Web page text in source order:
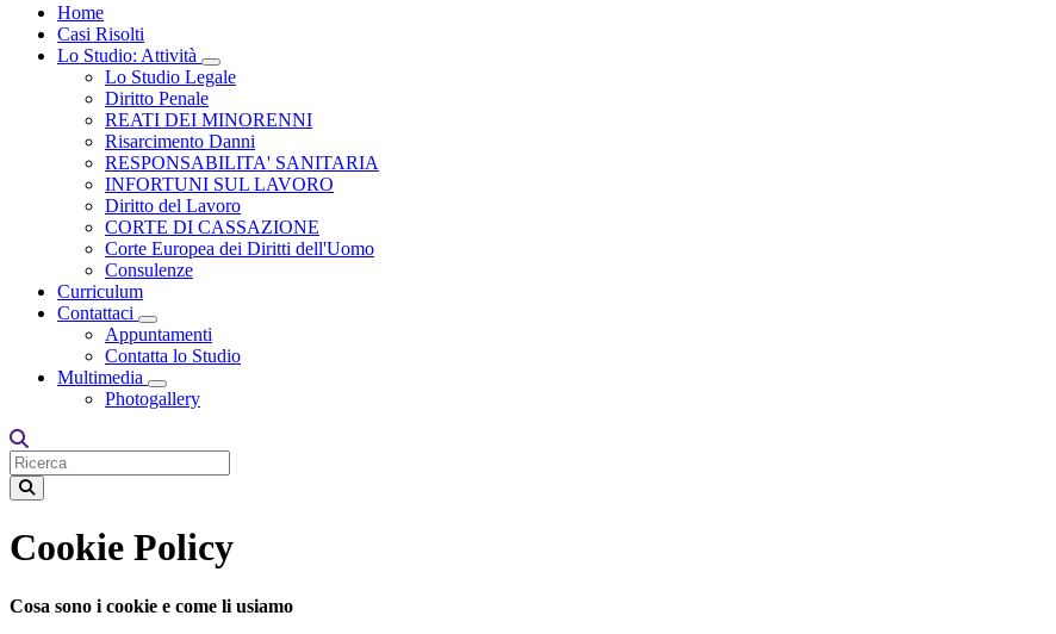
Home
Casi Risolti
Lo Studio: Attività
Toggle Dropdown
Lo Studio Legale
Diritto Penale
REATI DEI MINORENNI
Risarcimento Danni
RESPONSABILITA' SANITARIA
INFORTUNI SUL LAVORO
Diritto del Lavoro
CORTE DI CASSAZIONE
Corte Europea dei Diritti dell'Uomo
Consulenze
Curriculum
Contattaci
Toggle Dropdown
Appuntamenti
Contatta lo Studio
Multimedia
Toggle Dropdown
Photogallery
Cookie Policy
Cosa sono i cookie e come li usiamo